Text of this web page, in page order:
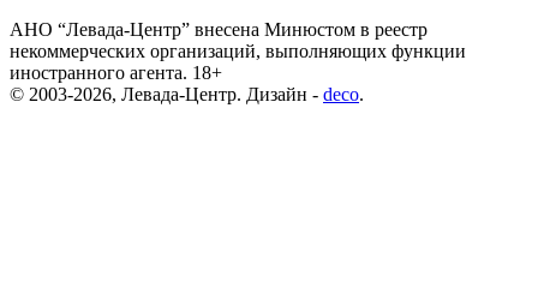
АНО “Левада-Центр” внесена Минюстом в реестр
некоммерческих организаций, выполняющих функции
иностранного агента. 18+
© 2003-2026, Левада-Центр. Дизайн - deco.